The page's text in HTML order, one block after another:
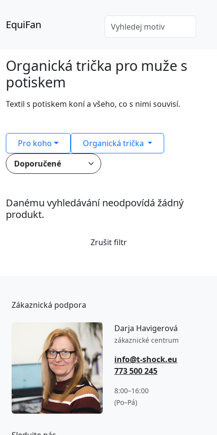
EquiFan
Organická trička pro muže s
potiskem
Textil s potiskem koní a všeho, co s nimi souvisí.
Pro koho Organická trička
Danému vyhledávání neodpovídá žádný
produkt.
Zrušit filtr
Zákaznická podpora
Darja Havigerová
zákaznické centrum
info@t-shock.eu
773 500 245
8:00–16:00
(Po–Pá)